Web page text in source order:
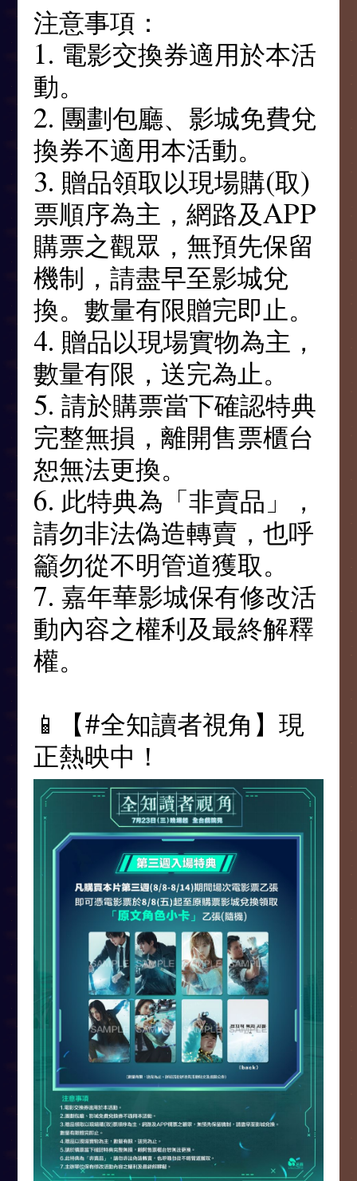
注意事項：
1. 電影交換券適用於本活
動。
2. 團劃包廳、影城免費兌
換券不適用本活動。
3. 贈品領取以現場購(取)
票順序為主，網路及APP
購票之觀眾，無預先保留
機制，請盡早至影城兌
換。數量有限贈完即止。
4. 贈品以現場實物為主，
數量有限，送完為止。
5. 請於購票當下確認特典
完整無損，離開售票櫃台
恕無法更換。
6. 此特典為「非賣品」，
請勿非法偽造轉賣，也呼
籲勿從不明管道獲取。
7. 嘉年華影城保有修改活
動內容之權利及最終解釋
權。
📱【#全知讀者視角】現
正熱映中！